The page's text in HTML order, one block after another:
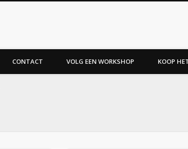
CONTACT VOLG EEN WORKSHOP KOOP